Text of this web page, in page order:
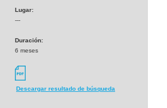
Lugar:
---
Duración:
6 meses
Descargar resultado de búsqueda